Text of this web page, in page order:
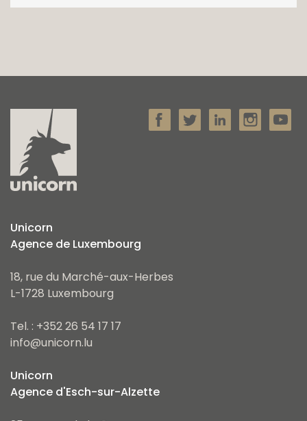
Unicorn
Agence de Luxembourg
18, rue du Marché-aux-Herbes
L-1728 Luxembourg
Tel. : +352 26 54 17 17
info@unicorn.lu
Unicorn
Agence d'Esch-sur-Alzette